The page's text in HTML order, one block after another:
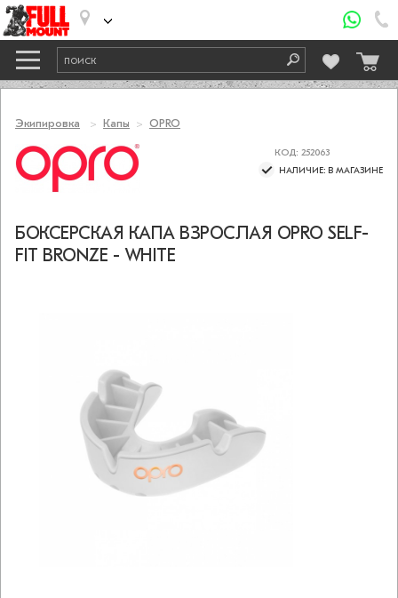
Экипировка Капы OPRO
КОД: 252063
НАЛИЧИЕ: В МАГАЗИНЕ
БОКСЕРСКАЯ КАПА ВЗРОСЛАЯ OPRO SELF-
FIT BRONZE - WHITE